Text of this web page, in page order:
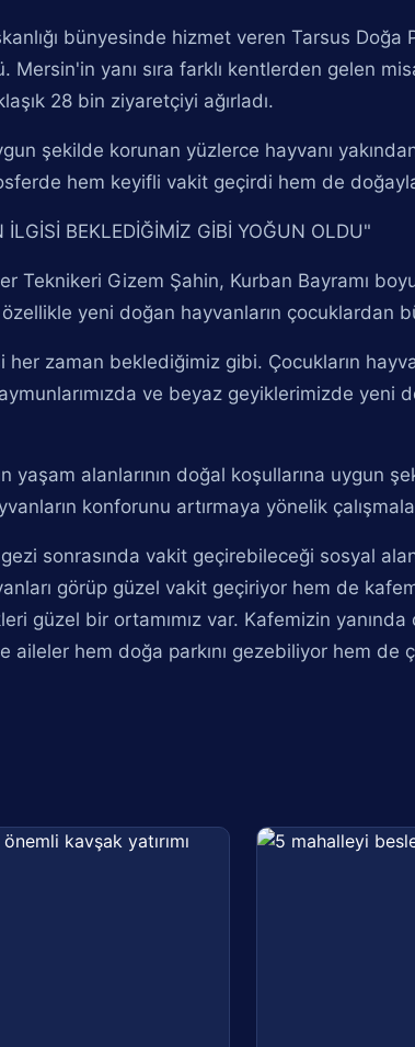
bünyesinde hizmet veren Tarsus Doğa
Mersin'in yanı sıra farklı kentlerden gelen
28 bin ziyaretçiyi ağırladı.
şekilde korunan yüzlerce hayvanı
hem keyifli vakit geçirdi hem de
BEKLEDİĞİMİZ GİBİ YOĞUN OLDU"
Teknikeri Gizem Şahin, Kurban Bayramı
özellikle yeni doğan hayvanların çocuklardan
her zaman beklediğimiz gibi. Çocukların
ve beyaz geyiklerimizde yeni
yaşam alanlarının doğal koşullarına uygun
konforunu artırmaya yönelik
sonrasında vakit geçirebileceği sosyal
görüp güzel vakit geçiriyor hem de
güzel bir ortamımız var. Kafemizin yanında
aileler hem doğa parkını gezebiliyor hem de